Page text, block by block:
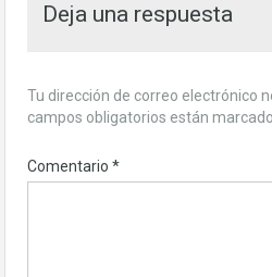
Deja una respuesta
Tu dirección de correo electrónico
campos obligatorios están
Comentario *